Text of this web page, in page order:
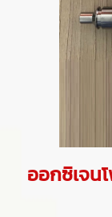
ออกซิเจน